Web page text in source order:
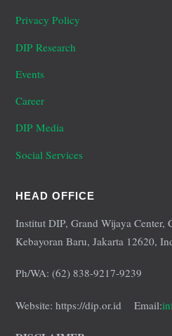
Privacy Policy
DIP Research
Events
Career
DIP Media
Social Services
HEAD OFFICE
Institut DIP, Grand Wijaya Center,
Kebayoran Baru, Jakarta 12620,
Ph/WA: (62) 838-9217-9239
Website: https://dip.or.id Email: